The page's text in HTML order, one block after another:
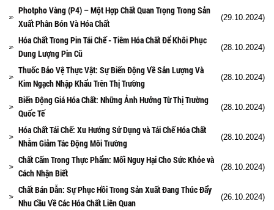
Photpho Vàng (P4) – Một Hợp Chất Quan Trọng Trong Sản
Xuất Phân Bón Và Hóa Chất
(29.10.2024)
Hóa Chất Trong Pin Tái Chế - Tiêm Hóa Chất Để Khôi Phục
Dung Lượng Pin Cũ
(28.10.2024)
Thuốc Bảo Vệ Thực Vật: Sự Biến Động Về Sản Lượng Và
Kim Ngạch Nhập Khẩu Trên Thị Trường
(28.10.2024)
Biến Động Giá Hóa Chất: Những Ảnh Hưởng Từ Thị Trường
Quốc Tế
(28.10.2024)
Hóa Chất Tái Chế: Xu Hướng Sử Dụng và Tái Chế Hóa Chất
Nhằm Giảm Tác Động Môi Trường
(28.10.2024)
Chất Cấm Trong Thực Phẩm: Mối Nguy Hại Cho Sức Khỏe và
Cách Nhận Biết
(28.10.2024)
Chất Bán Dẫn: Sự Phục Hồi Trong Sản Xuất Đang Thúc Đẩy
Nhu Cầu Về Các Hóa Chất Liên Quan
(26.10.2024)